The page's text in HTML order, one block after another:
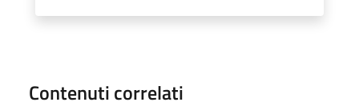
Contenuti correlati